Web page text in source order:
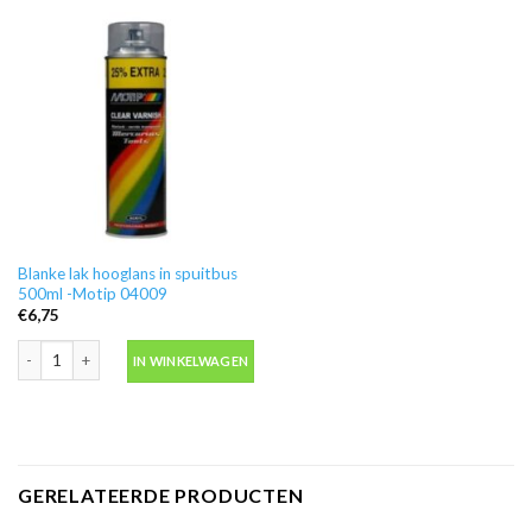
Blanke lak hooglans in spuitbus
500ml -Motip 04009
€6,75
Blanke lak hooglans in spuitbus 500ml -Motip 04009 aantal
IN WINKELWAGEN
GERELATEERDE PRODUCTEN